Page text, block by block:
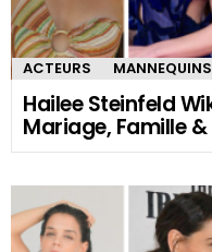
ACTEURS MANNEQUINS
Hailee Steinfeld
Mariage, Famille